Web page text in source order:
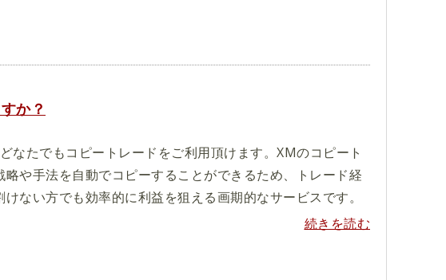
か？
なたでもコピートレードをご利用頂けます。XMのコピート
や手法を自動でコピーすることができるため、トレード経
ない方でも効率的に利益を狙える画期的なサービスです。
続きを読む